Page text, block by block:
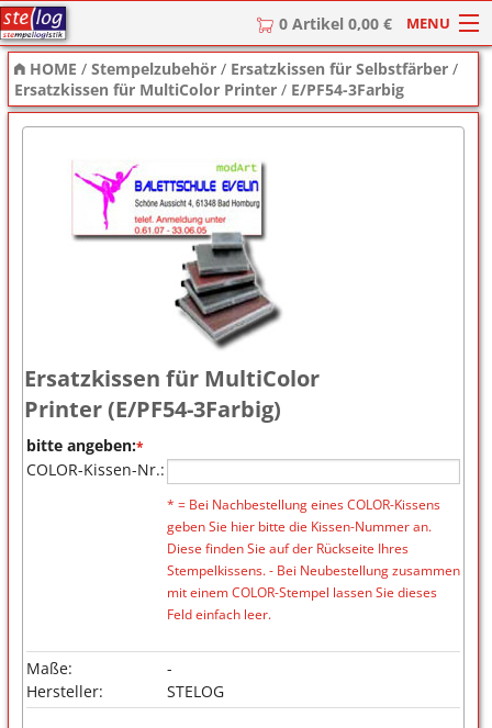
0 Artikel 0,00 € MENU
HOME
Stempel
Stempel-Textplatten
Stempelzubehör
HOME /Stempelzubehör / Ersatzkissen für Selbstfärber /
Ersatzkissen für MultiColor Printer / E/PF54-3Farbig
Ersatzkissen für MultiColor
Printer (E/PF54-3Farbig)
bitte angeben:*
COLOR-Kissen-Nr.:
* = Bei Nachbestellung eines COLOR-Kissens
geben Sie hier bitte die Kissen-Nummer an.
Diese finden Sie auf der Rückseite Ihres
Stempelkissens. - Bei Neubestellung zusammen
mit einem COLOR-Stempel lassen Sie dieses
Feld einfach leer.
Maße:
-
Hersteller:
STELOG